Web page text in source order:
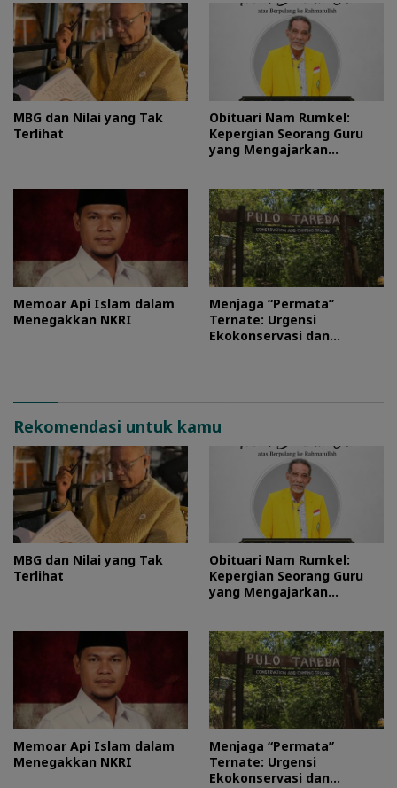
MBG dan Nilai yang Tak
Terlihat
Obituari Nam Rumkel:
Kepergian Seorang Guru
yang Mengajarkan
Memoar Api Islam dalam
Menegakkan NKRI
Menjaga “Permata”
Ternate: Urgensi
Ekokonservasi dan
Rekomendasi untuk kamu
MBG dan Nilai yang Tak
Terlihat
Obituari Nam Rumkel:
Kepergian Seorang Guru
yang Mengajarkan
Memoar Api Islam dalam
Menegakkan NKRI
Menjaga “Permata”
Ternate: Urgensi
Ekokonservasi dan